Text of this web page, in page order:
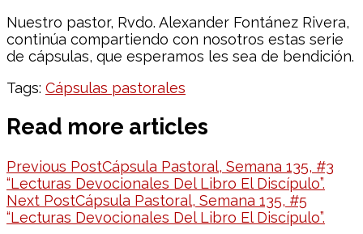
Nuestro pastor, Rvdo. Alexander Fontánez Rivera,
continúa compartiendo con nosotros estas serie
de cápsulas, que esperamos les sea de bendición.
Tags: Cápsulas pastorales
Read more articles
Previous PostCápsula Pastoral, Semana 135, #3
“Lecturas Devocionales Del Libro El Discípulo”.
Next PostCápsula Pastoral, Semana 135, #5
“Lecturas Devocionales Del Libro El Discípulo”.